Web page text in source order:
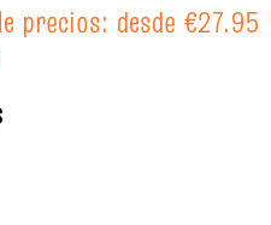
precios: desde €27.95